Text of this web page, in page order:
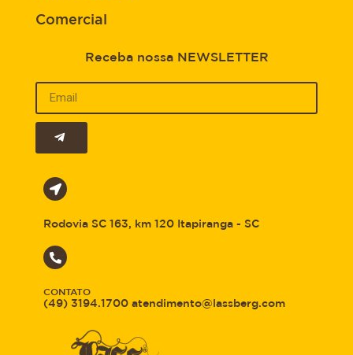
Comercial
Receba nossa NEWSLETTER
Rodovia SC 163, km 120 Itapiranga - SC
CONTATO
(49) 3194.1700 atendimento@lassberg.com